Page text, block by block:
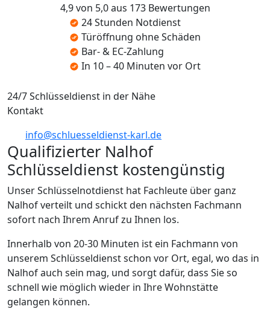
4,9 von 5,0 aus 173 Bewertungen
24 Stunden Notdienst
Türöffnung ohne Schäden
Bar- & EC-Zahlung
In 10 – 40 Minuten vor Ort
24/7 Schlüsseldienst in der Nähe
Kontakt
info@schluesseldienst-karl.de
Qualifizierter Nalhof
Schlüsseldienst kostengünstig
Unser Schlüsselnotdienst hat Fachleute über ganz
Nalhof verteilt und schickt den nächsten Fachmann
sofort nach Ihrem Anruf zu Ihnen los.
Innerhalb von 20-30 Minuten ist ein Fachmann von
unserem Schlüsseldienst schon vor Ort, egal, wo das in
Nalhof auch sein mag, und sorgt dafür, dass Sie so
schnell wie möglich wieder in Ihre Wohnstätte
gelangen können.